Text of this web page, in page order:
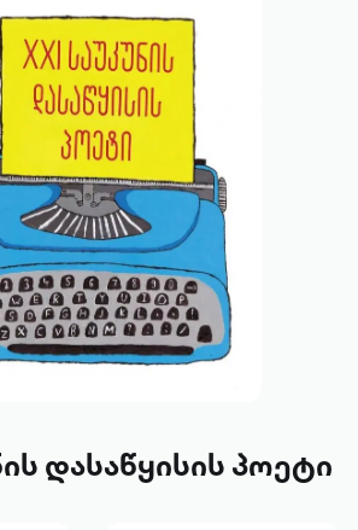
დასაწყისის პოეტი